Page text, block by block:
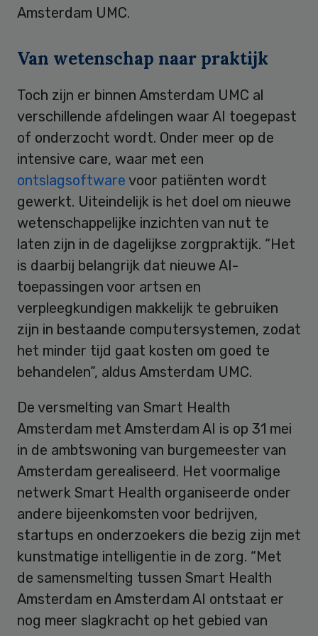
Amsterdam UMC.
Van wetenschap naar praktijk
Toch zijn er binnen Amsterdam UMC al
verschillende afdelingen waar AI toegepast
of onderzocht wordt. Onder meer op de
intensive care, waar met een
ontslagsoftware voor patiënten wordt
gewerkt. Uiteindelijk is het doel om nieuwe
wetenschappelijke inzichten van nut te
laten zijn in de dagelijkse zorgpraktijk. “Het
is daarbij belangrijk dat nieuwe AI-
toepassingen voor artsen en
verpleegkundigen makkelijk te gebruiken
zijn in bestaande computersystemen, zodat
het minder tijd gaat kosten om goed te
behandelen”, aldus Amsterdam UMC.
De versmelting van Smart Health
Amsterdam met Amsterdam AI is op 31 mei
in de ambtswoning van burgemeester van
Amsterdam gerealiseerd. Het voormalige
netwerk Smart Health organiseerde onder
andere bijeenkomsten voor bedrijven,
startups en onderzoekers die bezig zijn met
kunstmatige intelligentie in de zorg. “Met
de samensmelting tussen Smart Health
Amsterdam en Amsterdam AI ontstaat er
nog meer slagkracht op het gebied van